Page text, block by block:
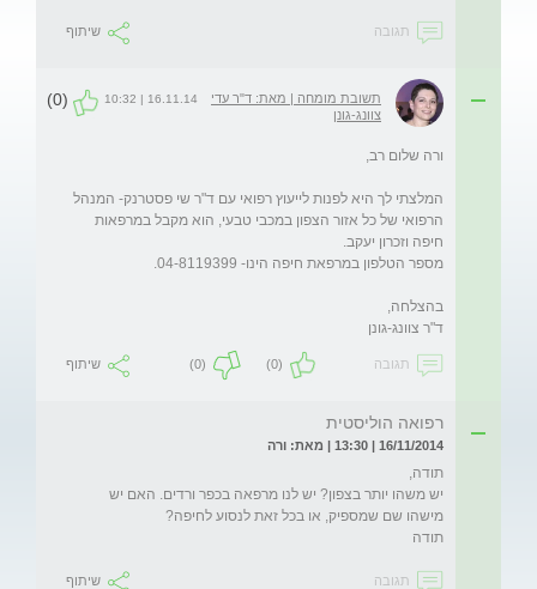
תגובה שיתוף
תשובת מומחה | מאת: ד"ר עדי
צוונג-גונן
16.11.14 | 10:32
(0)
המלצתי לך היא לפנות לייעוץ רפואי עם ד"ר שי פסטרנק- המנהל
הרפואי של כל אזור הצפון במכבי טבעי, הוא מקבל במרפאות
ד"ר צוונג-גונן
תגובה (0)
(0) שיתוף
רפואה הוליסטית
16/11/2014 | 13:30 | מאת: ורה
יש משהו יותר בצפון? יש לנו מרפאה בכפר ורדים. האם יש
תודה
תגובה שיתוף